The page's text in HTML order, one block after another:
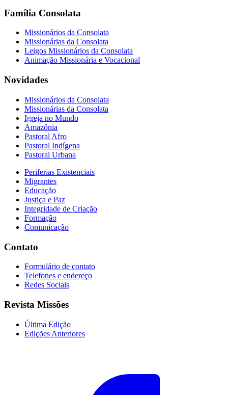
Família Consolata
Missionários da Consolata
Missionárias da Consolata
Leigos Missionários da Consolata
Animação Missionária e Vocacional
Novidades
Missionários da Consolata
Missionárias da Consolata
Igreja no Mundo
Amazônia
Pastoral Afro
Pastoral Indígena
Pastoral Urbana
Periferias Existenciais
Migrantes
Educação
Justiça e Paz
Integridade de Criação
Formação
Comunicação
Contato
Formulário de contato
Telefones e endereço
Redes Sociais
Revista Missões
Última Edição
Edições Anteriores